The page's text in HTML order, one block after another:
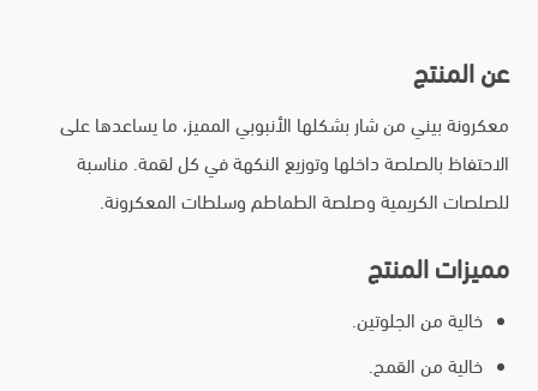
عن المنتج
معكرونة بيني من شار بشكلها الأنبوبي المميز، ما يساعدها على
الاحتفاظ بالصلصة داخلها وتوزيع النكهة في كل لقمة. مناسبة
للصلصات الكريمية وصلصة الطماطم وسلطات المعكرونة.
مميزات المنتج
خالية من الجلوتين.
خالية من القمح.